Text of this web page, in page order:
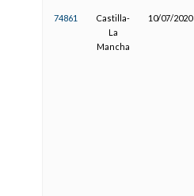
74861
Castilla-
La
Mancha
10/07/2020